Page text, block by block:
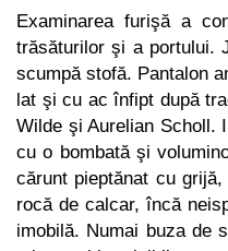
Examinarea furişă a
trăsăturilor şi a portului.
scumpă stofă. Pantalon
lat şi cu ac înfipt după
Wilde şi Aurelian Scholl.
cu o bom­bată şi
cărunt pieptă­nat cu
rocă de calcar, încă
imobilă. Numai buza de